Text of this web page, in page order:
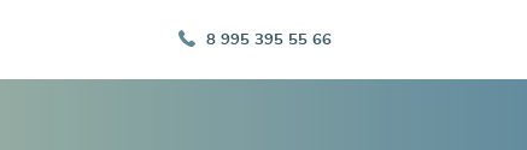
8 995 395 55 66